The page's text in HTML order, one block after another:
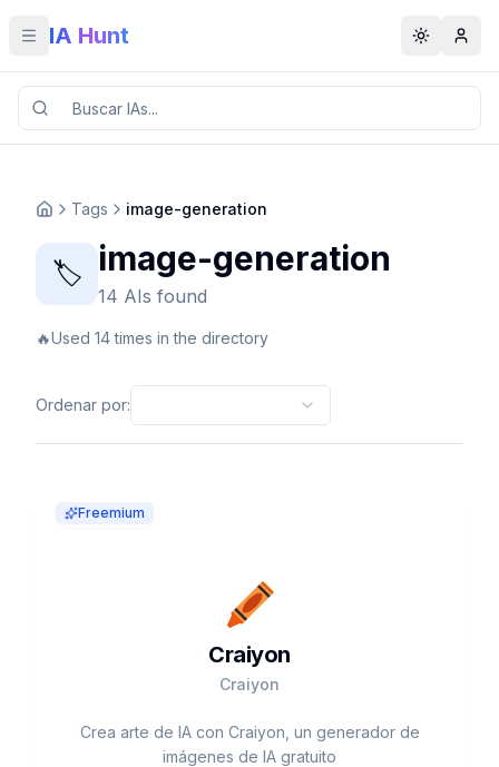
Toggle menu
IA Hunt Toggle
Tags image-generation
🏷️ image-generation
14 AIs found
🔥Used 14 times in the directory
Ordenar por:
Freemium
Craiyon
Craiyon
Crea arte de IA con Craiyon, un generador de
imágenes de IA gratuito